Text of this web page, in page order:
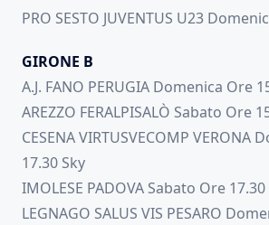
PRO SESTO JUVENTUS U23
GIRONE B
A.J. FANO PERUGIA Domenica Ore
AREZZO FERALPISALÒ Sabato Ore
CESENA VIRTUSVECOMP VERONA
17.30 Sky
IMOLESE PADOVA Sabato Ore 17.30
LEGNAGO SALUS VIS PESARO